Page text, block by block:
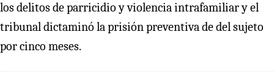
los delitos de parricidio y violencia intrafamiliar y el
tribunal dictaminó la prisión preventiva de del sujeto
por cinco meses.